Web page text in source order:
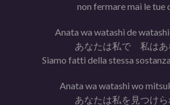
non fermare mai le tue
Anata wa watashi de
あなたは私で 私はあ
Siamo fatti della stessa
Anata wa watashi wo
あなたは私を見つけら